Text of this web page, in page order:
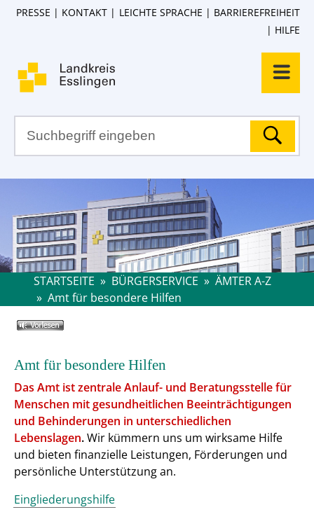
PRESSE KONTAKT LEICHTE SPRACHE
BARRIEREFREIHEIT
HILFE
STARTSEITE » BÜRGERSERVICE » ÄMTER A-Z
» Amt für besondere Hilfen
Amt für besondere Hilfen
Das Amt ist zentrale Anlauf- und Beratungsstelle für
Menschen mit gesundheitlichen Beeinträchtigungen
und Behinderungen in unterschiedlichen
Lebenslagen.Wir kümmern uns um wirksame Hilfe
und bieten finanzielle Leistungen, Förderungen und
persönliche Unterstützung an.
Eingliederungshilfe